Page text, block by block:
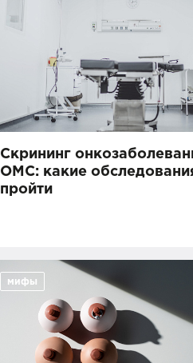
Скрининг
ОМС: какие
пройти
мифы